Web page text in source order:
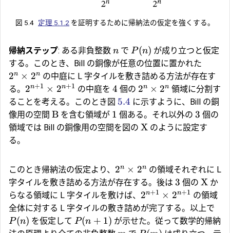
図 5.4 定理 5.1.2 を証明するために帰納法の仮定を強くする。
帰納ステップ: ある非負整数 n で P(n) が成り立つと仮定
する。このとき、Bill の銅像が任意の位置に置かれた
2n × 2n の中庭に L 字タイルを敷き詰める方法が存在す
る。 2n+1 × 2n+1 の中庭を 4 個の 2n × 2n 領域に分割す
ることを考える。このとき図 5.4 に示すように、Bill の銅
像用の空間 B を含む領域が 1 個ある。それ以外の 3 個の
領域では Bill の銅像用の空間を図の X のように設定す
る。
このとき帰納法の仮定より、 2n × 2n の領域それぞれに L
字タイルを敷き詰める方法が存在する。後は 3 個の X か
らなる領域に L 字タイルを敷けば、 2n+1 × 2n+1 の領域
全体に対する L 字タイルの敷き詰めが完了する。以上で
P(n) を仮定して P(n + 1) が示せた。従って数学的帰納